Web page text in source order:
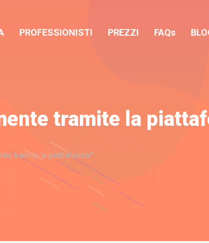
PROFESSIONISTI PREZZI FAQs
tramite la
tramite la piattaforma?